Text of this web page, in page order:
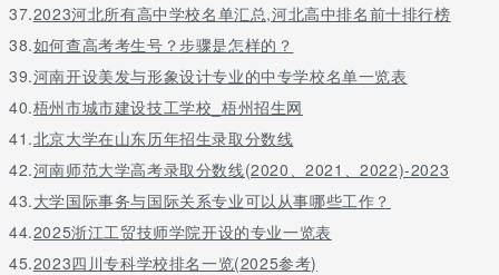
37.2023河北所有高中学校名单汇总,河北高中排名前十排行榜
38.如何查高考考生号？步骤是怎样的？
39.河南开设美发与形象设计专业的中专学校名单一览表
40.梧州市城市建设技工学校_梧州招生网
41.北京大学在山东历年招生录取分数线
42.河南师范大学高考录取分数线(2020、2021、2022)-2023
43.大学国际事务与国际关系专业可以从事哪些工作？
44.2025浙江工贸技师学院开设的专业一览表
45.2023四川专科学校排名一览(2025参考)